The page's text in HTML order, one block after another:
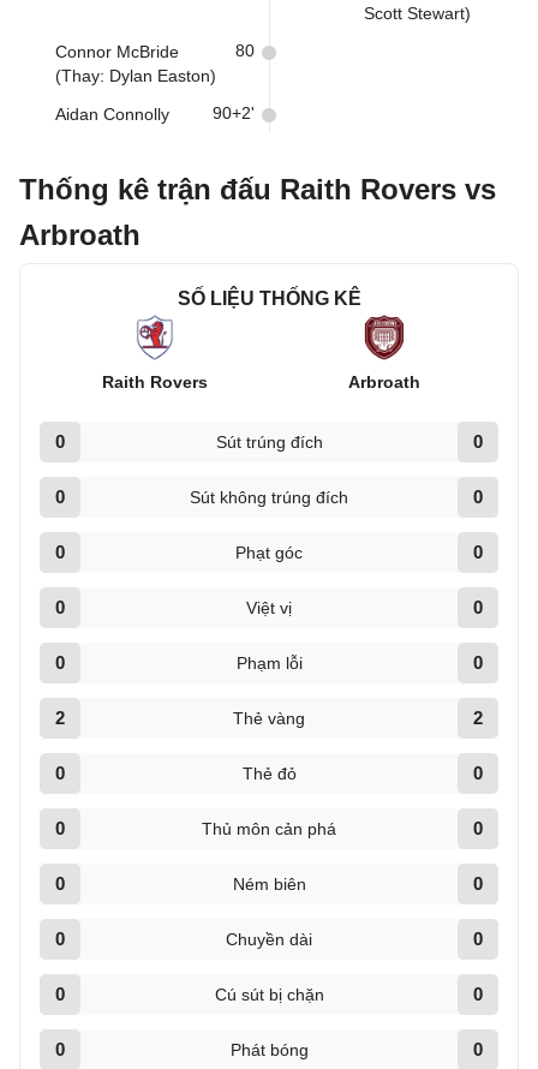
Scott Stewart)
Connor McBride
(Thay: Dylan Easton)
80
Aidan Connolly 90+2'
Thống kê trận đấu Raith Rovers vs
Arbroath
SỐ LIỆU THỐNG KÊ
Raith Rovers Arbroath
0 Sút trúng đích 0
0 Sút không trúng đích 0
0 Phạt góc 0
0 Việt vị 0
0 Phạm lỗi 0
2 Thẻ vàng 2
0 Thẻ đỏ 0
0 Thủ môn cản phá 0
0 Ném biên 0
0 Chuyền dài 0
0 Cú sút bị chặn 0
0 Phát bóng 0